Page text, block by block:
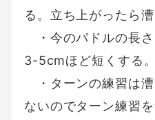
る。立ち上がったら
・今のパドルの長さ
3-5cmほど短くする。
・ターンの練習は
ないのでターン練習